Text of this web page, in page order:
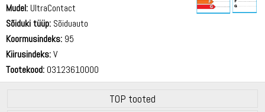
Mudel: UltraContact
Sõiduki tüüp: Sõiduauto
Koormusindeks: 95
Kiirusindeks:V
Tootekood: 03123610000
TOP tooted